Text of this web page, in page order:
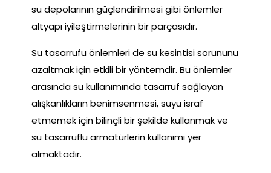
su depolarının güçlendirilmesi gibi önlemler
altyapı iyileştirmelerinin bir parçasıdır.
Su tasarrufu önlemleri de su kesintisi sorununu
azaltmak için etkili bir yöntemdir. Bu önlemler
arasında su kullanımında tasarruf sağlayan
alışkanlıkların benimsenmesi, suyu israf
etmemek için bilinçli bir şekilde kullanmak ve
su tasarruflu armatürlerin kullanımı yer
almaktadır.